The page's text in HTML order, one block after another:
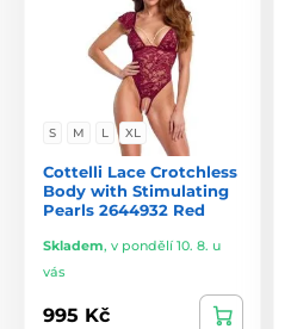
S M L XL
Cottelli Lace Crotchless
Body with Stimulating
Pearls 2644932 Red
Skladem, v pondělí 10. 8. u
vás
995 Kč